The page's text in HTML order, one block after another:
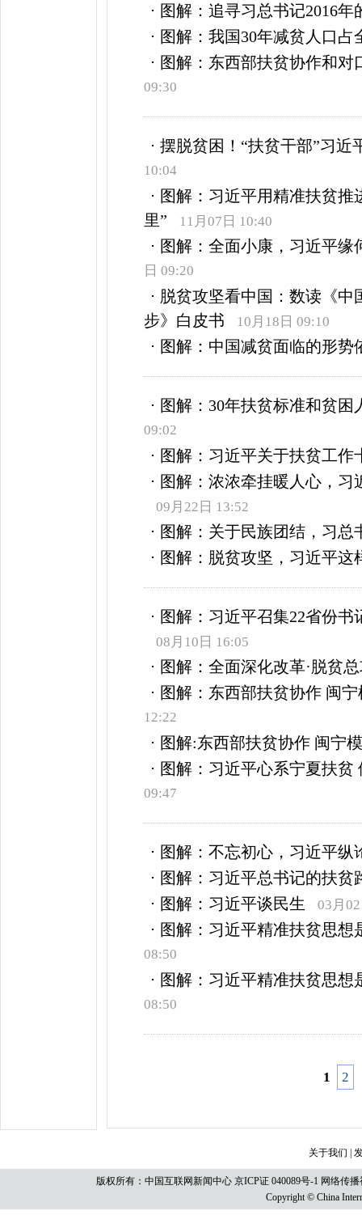
图解：追寻习总书记2016年
图解：我国30年减贫人口占
图解：东西部扶贫协作和对
09:30
摆脱贫困！“扶贫干部”习近
10:04
图解：习近平用精准扶贫推
里”
11月07日 10:40
图解：全面小康，习近平缘
日 09:20
脱贫攻坚看中国：数读《中
步》白皮书
10月18日 09:10
图解：中国减贫面临的形势
图解：30年扶贫标准和贫困
09:02
图解：习近平关于扶贫工作
图解：浓浓牵挂暖人心，习
09月22日 13:52
图解：关于民族团结，习总
图解：脱贫攻坚，习近平这
图解：习近平召集22省份
08月10日 16:05
图解：全面深化改革·脱贫
图解：东西部扶贫协作 闽
12:22
图解:东西部扶贫协作 闽宁
图解：习近平心系宁夏扶贫
09:47
图解：不忘初心，习近平纵
图解：习近平总书记的扶贫
图解：习近平谈民生
03月
图解：习近平精准扶贫思想
08:50
图解：习近平精准扶贫思想
08:50
1 2